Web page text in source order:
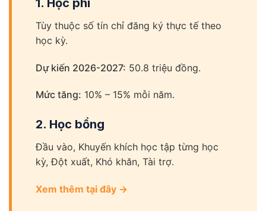
Tùy thuộc số tín chỉ đăng ký thực tế theo
học kỳ.
Dự kiến 2026-2027: 50.8 triệu đồng.
Mức tăng: 10% – 15% mỗi năm.
2. Học bổng
Đầu vào, Khuyến khích học tập từng học
kỳ, Đột xuất, Khó khăn, Tài trợ.
Xem thêm tại đây →